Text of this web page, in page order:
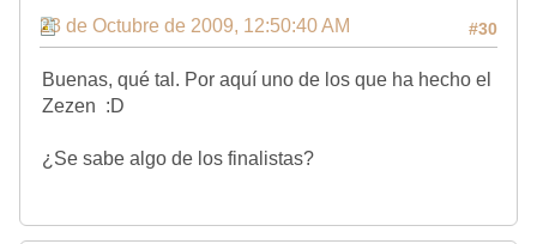
#30
23 de Octubre de 2009, 12:50:40 AM
Buenas, qué tal. Por aquí uno de los que ha hecho el
Zezen :D
¿Se sabe algo de los finalistas?